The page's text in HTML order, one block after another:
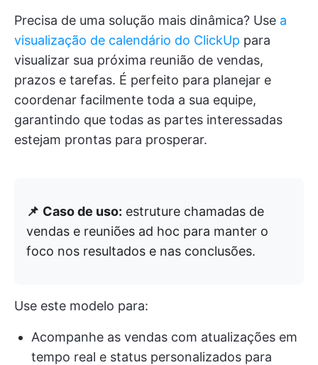
Precisa de uma solução mais dinâmica? Use a
visualização de calendário do ClickUp para
visualizar sua próxima reunião de vendas,
prazos e tarefas. É perfeito para planejar e
coordenar facilmente toda a sua equipe,
garantindo que todas as partes interessadas
estejam prontas para prosperar.
📌 Caso de uso: estruture chamadas de
vendas e reuniões ad hoc para manter o
foco nos resultados e nas conclusões.
Use este modelo para:
Acompanhe as vendas com atualizações em
tempo real e status personalizados para